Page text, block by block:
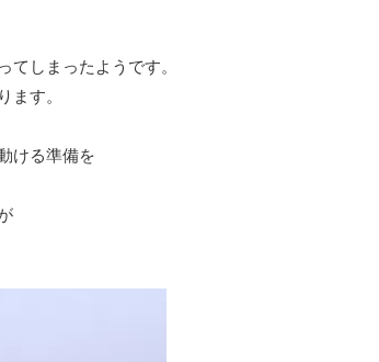
てしまったようです。
ます。
ける準備を